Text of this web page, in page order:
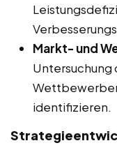
Markt- und
Untersuchung
identifizieren.